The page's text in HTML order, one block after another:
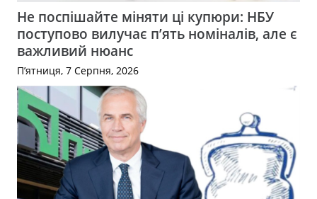
Не поспішайте міняти ці купюри: НБУ
поступово вилучає п’ять номіналів, але є
важливий нюанс
П’ятниця, 7 Серпня, 2026